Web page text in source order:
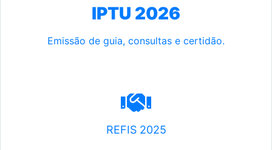
IPTU 2026
Emissão de guia, consultas e certidão.
REFIS 2025